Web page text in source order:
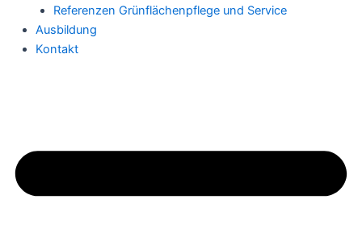
Referenzen Grünflächenpflege und Service
Ausbildung
Kontakt